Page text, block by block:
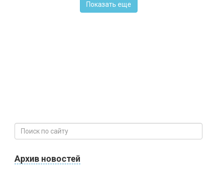
Показать еще
Архив новостей